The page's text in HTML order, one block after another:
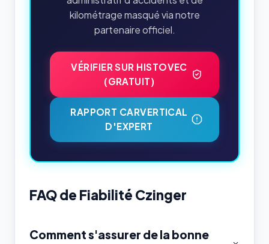
kilométrage masqué via notre
partenaire officiel.
VÉRIFIER SUR HISTOVEC
(GRATUIT)
RAPPORT CARVERTICAL
D'EXPERT
FAQ de Fiabilité Czinger
Comment s'assurer de la bonne